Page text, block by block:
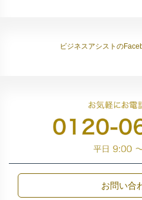
ビジネスアシストの
お問い合